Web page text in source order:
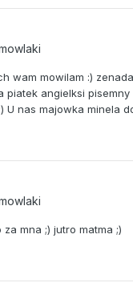
wam mowilam :)
angielksi pisemny
nas majowka minela
mna ;) jutro matma ;)